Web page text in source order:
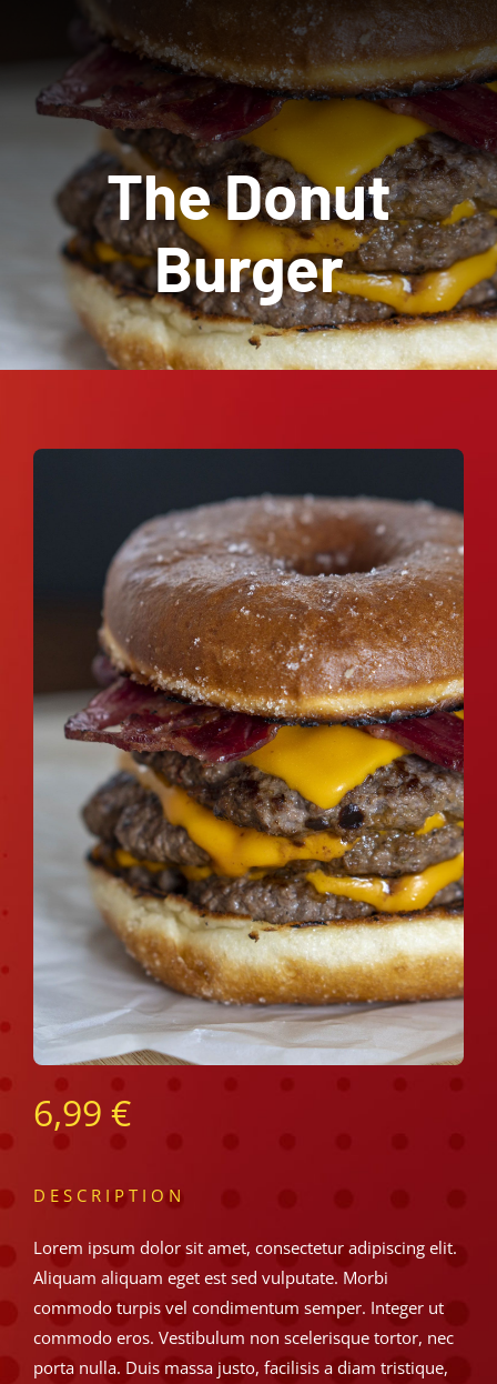
Contact Us
Cart
The Donut
Burger
6,99 €
DESCRIPTION
Lorem ipsum dolor sit amet, consectetur adipiscing elit.
Aliquam aliquam eget est sed vulputate. Morbi
commodo turpis vel condimentum semper. Integer ut
commodo eros. Vestibulum non scelerisque tortor, nec
porta nulla. Duis massa justo, facilisis a diam tristique,